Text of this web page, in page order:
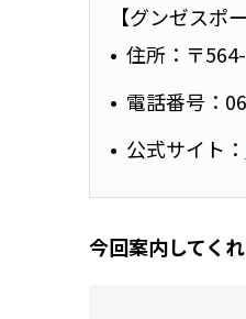
【グンゼスポ
住所：〒
電話番号：
公式サイト：
今回案内してく